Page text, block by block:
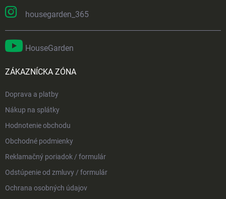
housegarden_365
HouseGarden
ZÁKAZNÍCKA ZÓNA
Doprava a platby
Nákup na splátky
Hodnotenie obchodu
Obchodné podmienky
Reklamačný poriadok / formulár
Odstúpenie od zmluvy / formulár
Ochrana osobných údajov